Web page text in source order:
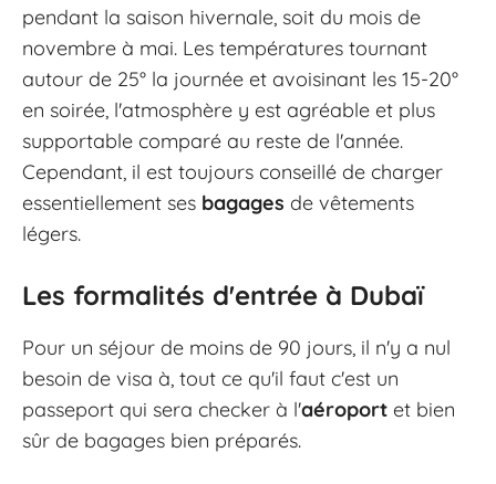
pendant la saison hivernale, soit du mois de
novembre à mai. Les températures tournant
autour de 25° la journée et avoisinant les 15-20°
en soirée, l'atmosphère y est agréable et plus
supportable comparé au reste de l'année.
Cependant, il est toujours conseillé de charger
essentiellement ses bagages de vêtements
légers.
Les formalités d'entrée à Dubaï
Pour un séjour de moins de 90 jours, il n'y a nul
besoin de visa à, tout ce qu'il faut c'est un
passeport qui sera checker à l'aéroport et bien
sûr de bagages bien préparés.